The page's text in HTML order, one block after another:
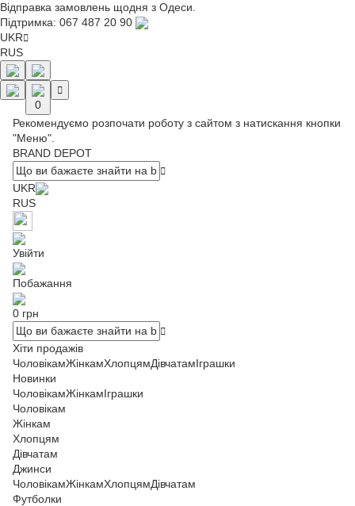
Відправка замовлень щодня з Одеси.
Підтримка: 067 487 20 90
UKR
RUS
0
Рекомендуємо розпочати роботу з сайтом з натискання кнопки
"Меню".
BRAND DEPOT
UKR
RUS
Увійти
Побажання
0 грн
Хіти продажів
ЧоловікамЖінкамХлопцямДівчатамІграшки
Новинки
ЧоловікамЖінкамІграшки
Чоловікам
Жінкам
Хлопцям
Дівчатам
Джинси
ЧоловікамЖінкамХлопцямДівчатам
Футболки